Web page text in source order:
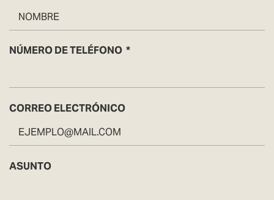
NÚMERO DE TELÉFONO
CORREO ELECTRÓNICO
ASUNTO